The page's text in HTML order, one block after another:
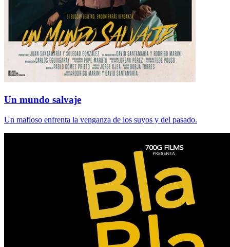
Un mundo salvaje
Un mafioso enfrenta la venganza de los suyos y del pasado.